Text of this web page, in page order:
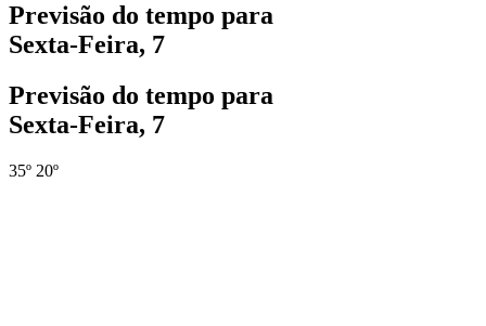
Previsão do tempo para
Sexta-Feira, 7
Previsão do tempo para
Sexta-Feira, 7
35º 20º